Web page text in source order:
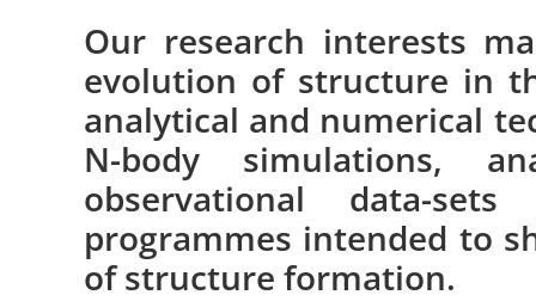
Our research interests
evolution of structure in
analytical and numerical
N-body simulations,
observational data-
programmes intended to
of structure formation.